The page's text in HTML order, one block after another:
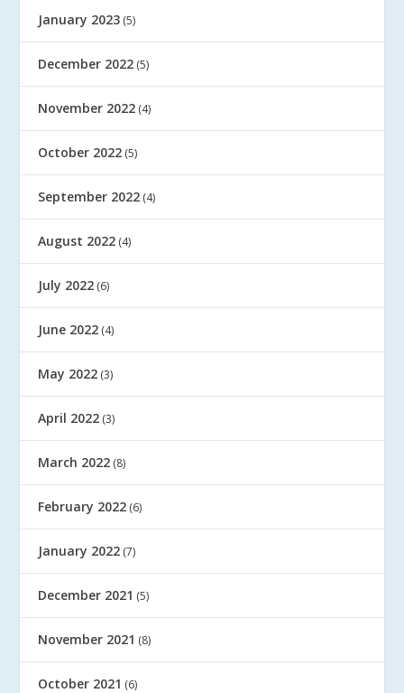
January 2023 (5)
December 2022 (5)
November 2022 (4)
October 2022 (5)
September 2022 (4)
August 2022 (4)
July 2022 (6)
June 2022 (4)
May 2022 (3)
April 2022 (3)
March 2022 (8)
February 2022 (6)
January 2022 (7)
December 2021 (5)
November 2021 (8)
October 2021 (6)